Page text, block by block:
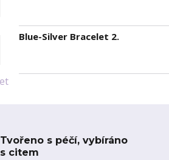
Blue-Silver Bracelet 2.
Tvořeno s péčí, vybíráno
s citem